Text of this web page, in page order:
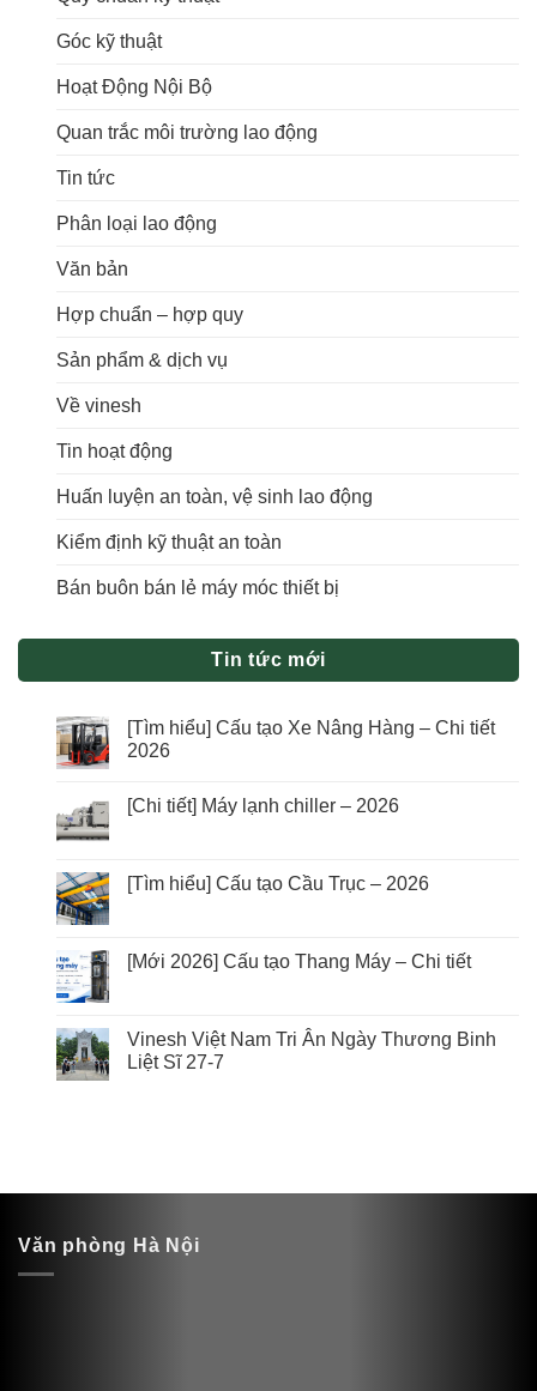
Góc kỹ thuật
Hoạt Động Nội Bộ
Quan trắc môi trường lao động
Tin tức
Phân loại lao động
Văn bản
Hợp chuẩn – hợp quy
Sản phẩm & dịch vụ
Về vinesh
Tin hoạt động
Huấn luyện an toàn, vệ sinh lao động
Kiểm định kỹ thuật an toàn
Bán buôn bán lẻ máy móc thiết bị
Tin tức mới
[Tìm hiểu] Cấu tạo Xe Nâng Hàng – Chi tiết
2026
[Chi tiết] Máy lạnh chiller – 2026
[Tìm hiểu] Cấu tạo Cầu Trục – 2026
[Mới 2026] Cấu tạo Thang Máy – Chi tiết
Vinesh Việt Nam Tri Ân Ngày Thương Binh
Liệt Sĩ 27-7
Văn phòng Hà Nội